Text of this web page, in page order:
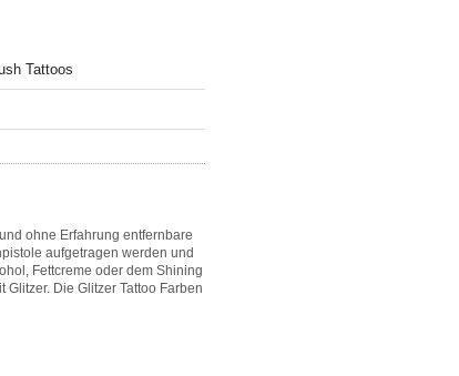
Tattoos
ohne Erfahrung entfernbare
aufgetragen werden und
Fettcreme oder dem Shining
Die Glitzer Tattoo Farben